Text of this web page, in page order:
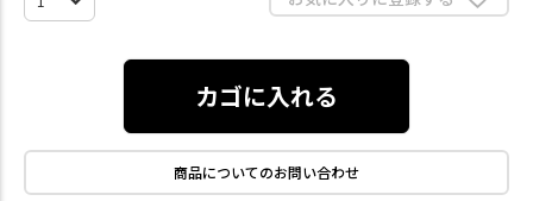
カゴに入れる
商品についてのお問い合わせ